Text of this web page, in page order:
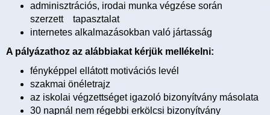
adminisztrációs, irodai munka végzése során
szerzett tapasztalat
internetes alkalmazásokban való jártasság
A pályázathoz az alábbiakat kérjük mellékelni:
fényképpel ellátott motivációs levél
szakmai önéletrajz
az iskolai végzettséget igazoló bizonyítvány másolata
30 napnál nem régebbi erkölcsi bizonyítvány